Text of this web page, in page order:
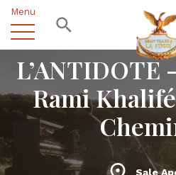
Menu
L’ANTIDOTE
Rami
Sale